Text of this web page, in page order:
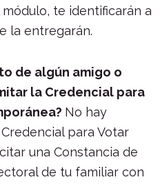
te identificarán a
la entregarán.
de algún amigo o
la Credencial para
No hay
para Votar
una Constancia de
de tu familiar con